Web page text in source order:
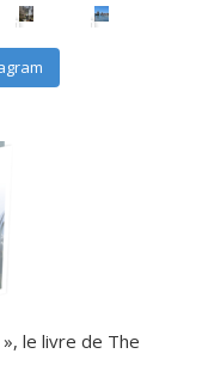
le livre de The